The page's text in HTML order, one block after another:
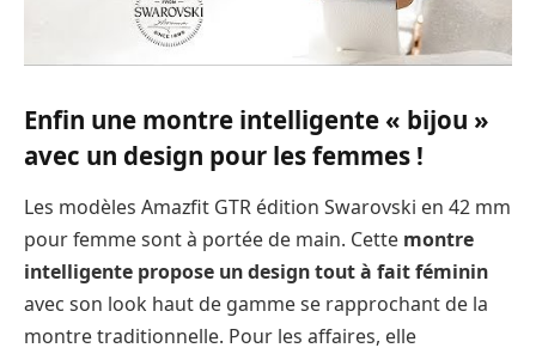
Enfin une montre intelligente « bijou »
avec un design pour les femmes !
Les modèles Amazfit GTR édition Swarovski en 42 mm
pour femme sont à portée de main. Cette montre
intelligente propose un design tout à fait féminin
avec son look haut de gamme se rapprochant de la
montre traditionnelle. Pour les affaires, elle